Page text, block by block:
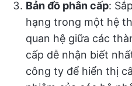
Bản đồ phân cấp:
hạng trong một hệ
quan hệ giữa các
cấp dễ nhận biết
công ty để hiển thị